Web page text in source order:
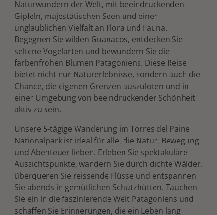
Naturwundern der Welt, mit beeindruckenden
Gipfeln, majestätischen Seen und einer
unglaublichen Vielfalt an Flora und Fauna.
Begegnen Sie wilden Guanacos, entdecken Sie
seltene Vogelarten und bewundern Sie die
farbenfrohen Blumen Patagoniens. Diese Reise
bietet nicht nur Naturerlebnisse, sondern auch die
Chance, die eigenen Grenzen auszuloten und in
einer Umgebung von beeindruckender Schönheit
aktiv zu sein.
Unsere 5-tägige Wanderung im Torres del Paine
Nationalpark ist ideal für alle, die Natur, Bewegung
und Abenteuer lieben. Erleben Sie spektakuläre
Aussichtspunkte, wandern Sie durch dichte Wälder,
überqueren Sie reissende Flüsse und entspannen
Sie abends in gemütlichen Schutzhütten. Tauchen
Sie ein in die faszinierende Welt Patagoniens und
schaffen Sie Erinnerungen, die ein Leben lang